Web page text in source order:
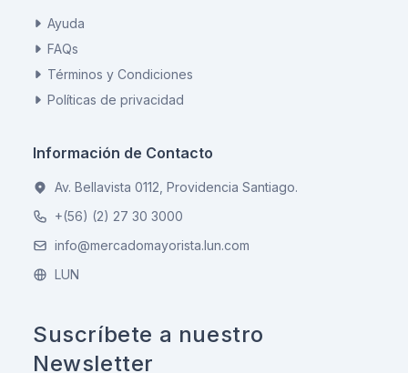
Ayuda
FAQs
Términos y Condiciones
Políticas de privacidad
Información de Contacto
Av. Bellavista 0112, Providencia Santiago.
+(56) (2) 27 30 3000
info@mercadomayorista.lun.com
LUN
Suscríbete a nuestro
Newsletter